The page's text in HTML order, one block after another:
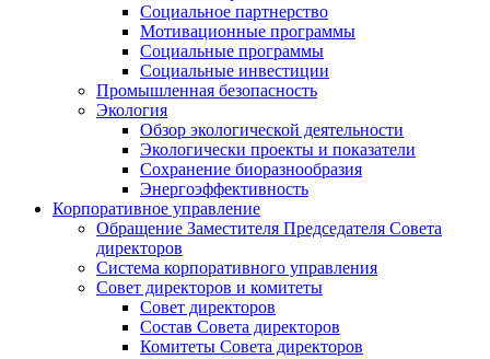
Социальное партнерство
Мотивационные программы
Социальные программы
Социальные инвестиции
Промышленная безопасность
Экология
Обзор экологической деятельности
Экологически проекты и показатели
Сохранение биоразнообразия
Энергоэффективность
Корпоративное управление
Обращение Заместителя Председателя Совета
директоров
Система корпоративного управления
Совет директоров и комитеты
Совет директоров
Состав Совета директоров
Комитеты Совета директоров